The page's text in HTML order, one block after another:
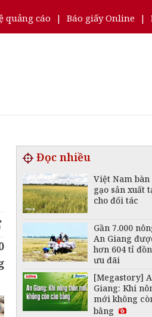
quảng cáo | Báo giấy Online |
Đọc nhiều
Việt Nam bàn
gạo sản xuất
cho đối tác
Gần 7.000
An Giang
hơn 604 tỉ
ưu đãi
[Megastory]
Giang: Khi
mới không
bằng